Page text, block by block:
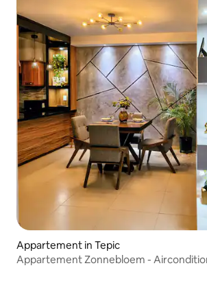
Appartement in Tepic
Appartement Zonnebloem -